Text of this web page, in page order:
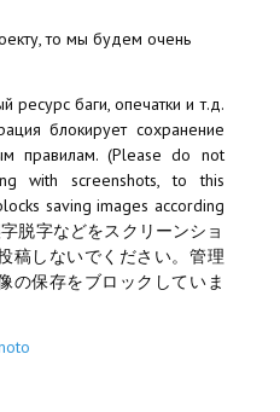
Edition
то мы будем очень
ресурс баги, опечатки и т.д.
блокирует сохранение
правилам. (Please do not
with screenshots, to this
saving images according
脱字などをスクリーンショ
稿しないでください。管理
の保存をブロックしていま